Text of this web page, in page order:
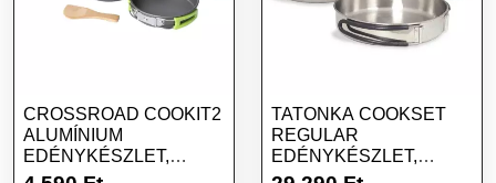
CROSSROAD COOKIT2
ALUMÍNIUM
EDÉNYKÉSZLET,
FEKETE, MÉRET
TATONKA COOKSET
REGULAR
EDÉNYKÉSZLET,
EZÜST, MÉRET